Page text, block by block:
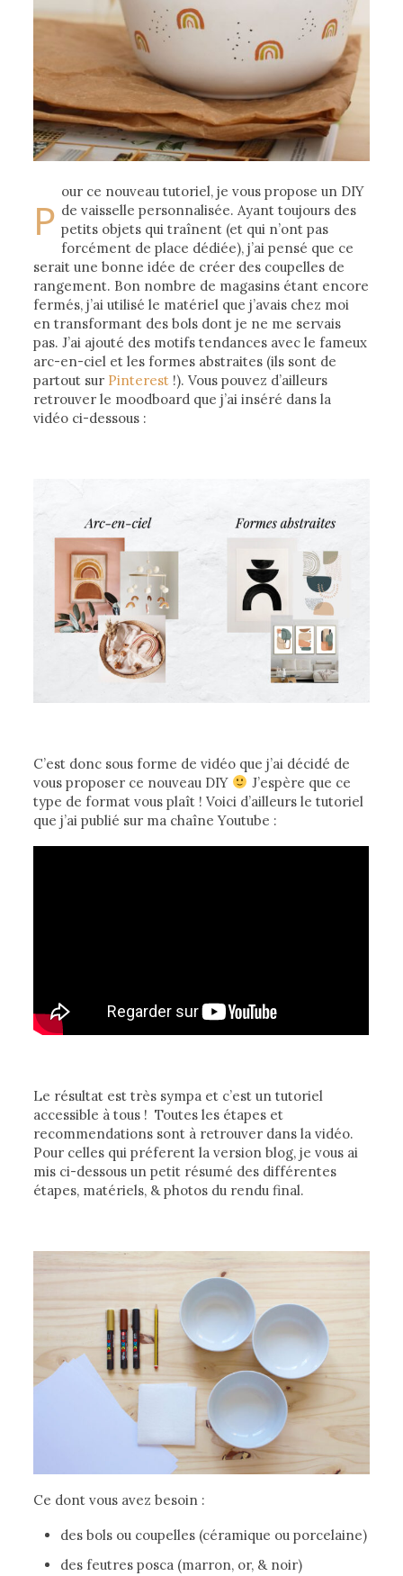
P
our ce nouveau tutoriel, je vous propose un DIY
de vaisselle personnalisée. Ayant toujours des
petits objets qui traînent (et qui n’ont pas
forcément de place dédiée), j’ai pensé que ce
serait une bonne idée de créer des coupelles de
rangement. Bon nombre de magasins étant encore
fermés, j’ai utilisé le matériel que j’avais chez moi
en transformant des bols dont je ne me servais
pas. J’ai ajouté des motifs tendances avec le fameux
arc-en-ciel et les formes abstraites (ils sont de
partout sur Pinterest !). Vous pouvez d’ailleurs
retrouver le moodboard que j’ai inséré dans la
vidéo ci-dessous :
C’est donc sous forme de vidéo que j’ai décidé de
vous proposer ce nouveau DIY
J’espère que ce
type de format vous plaît ! Voici d’ailleurs le tutoriel
que j’ai publié sur ma chaîne Youtube :
Le résultat est très sympa et c’est un tutoriel
accessible à tous ! Toutes les étapes et
recommendations sont à retrouver dans la vidéo.
Pour celles qui préferent la version blog, je vous ai
mis ci-dessous un petit résumé des différentes
étapes, matériels, & photos du rendu final.
Ce dont vous avez besoin :
des bols ou coupelles (céramique ou porcelaine)
des feutres posca (marron, or, & noir)